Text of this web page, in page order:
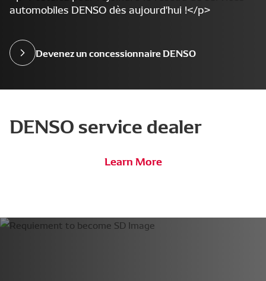
automobiles DENSO dès aujourd'hui !</p>
Devenez un concessionnaire DENSO
DENSO service dealer
Learn More